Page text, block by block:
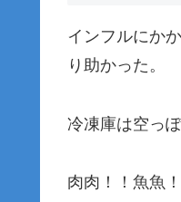
インフルにか
り助かった。
冷凍庫は空っぽ
肉肉！！魚魚！